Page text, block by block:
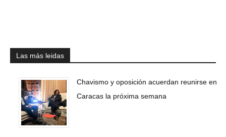
Las más leidas
Chavismo y oposición acuerdan reunirse en
Caracas la próxima semana